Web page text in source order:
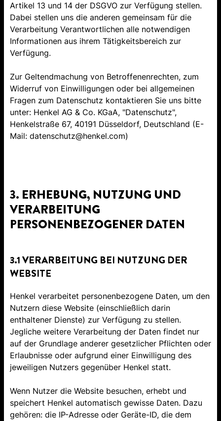
Artikel 13 und 14 der DSGVO zur Verfügung stellen.
Dabei stellen uns die anderen gemeinsam für die
Verarbeitung Verantwortlichen alle notwendigen
Informationen aus ihrem Tätigkeitsbereich zur
Verfügung.
Zur Geltendmachung von Betroffenenrechten, zum
Widerruf von Einwilligungen oder bei allgemeinen
Fragen zum Datenschutz kontaktieren Sie uns bitte
unter: Henkel AG & Co. KGaA, "Datenschutz",
Henkelstraße 67, 40191 Düsseldorf, Deutschland (E-
Mail: datenschutz@henkel.com)
3. ERHEBUNG, NUTZUNG UND
VERARBEITUNG
PERSONENBEZOGENER DATEN
3.1 VERARBEITUNG BEI NUTZUNG DER
WEBSITE
Henkel verarbeitet personenbezogene Daten, um den
Nutzern diese Website (einschließlich darin
enthaltener Dienste) zur Verfügung zu stellen.
Jegliche weitere Verarbeitung der Daten findet nur
auf der Grundlage anderer gesetzlicher Pflichten oder
Erlaubnisse oder aufgrund einer Einwilligung des
jeweiligen Nutzers gegenüber Henkel statt.
Wenn Nutzer die Website besuchen, erhebt und
speichert Henkel automatisch gewisse Daten. Dazu
gehören: die IP-Adresse oder Geräte-ID, die dem